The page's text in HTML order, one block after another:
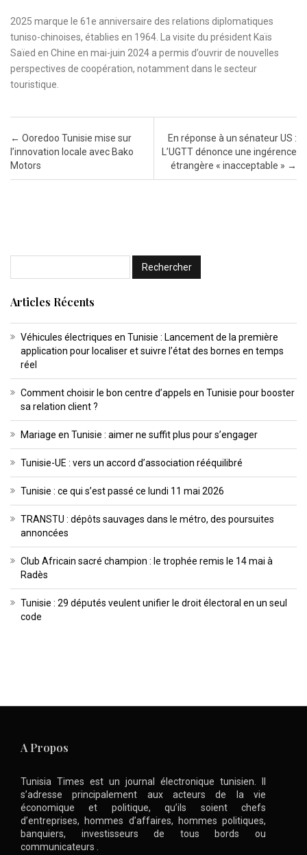
2025 marque le 61e anniversaire des relations diplomatiques
tuniso-chinoises, établies en 1964. La visite du président Kaïs
Saïed en Chine en mai-juin 2024 a permis d’ouvrir de nouvelles
perspectives de coopération, notamment dans le secteur
touristique.
Post navigation
← Ooredoo Tunisie mise sur
l’innovation locale avec Bako
Motors
En réponse à un sénateur US :
L’UGTT dénonce une ingérence
étrangère « inacceptable » →
Articles Récents
Véhicules électriques en Tunisie : Lancement de la première
application pour localiser et suivre l’état des bornes en temps
réel
Comment choisir le bon centre d’appels en Tunisie pour booster
sa relation client ?
Mariage en Tunisie : aimer ne suffit plus pour s’engager
Tunisie-UE : vers un accord d’association rééquilibré
Tunisie : ce qui s’est passé ce lundi 11 mai 2026
TRANSTU : dépôts sauvages dans le métro, des poursuites
annoncées
Club Africain sacré champion : le trophée remis le 14 mai à
Radès
Tunisie : 29 députés veulent unifier le droit électoral en un seul
code
A Propos
Tunisia Times est un journal électronique tunisien. Il
s’adresse principalement aux acteurs de la vie
économique et politique, qu’ils soient chefs
d’entreprises, hommes d’affaires, hommes politiques,
banquiers, investisseurs de tous bords ou
communicateurs .